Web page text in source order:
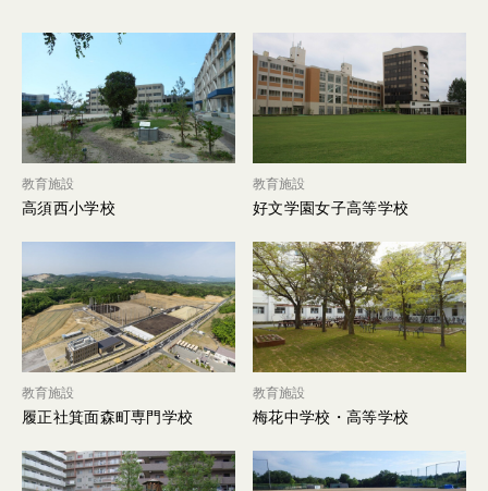
教育施設
高須西小学校
教育施設
好文学園女子高等学校
教育施設
履正社箕面森町専門学校
教育施設
梅花中学校・高等学校